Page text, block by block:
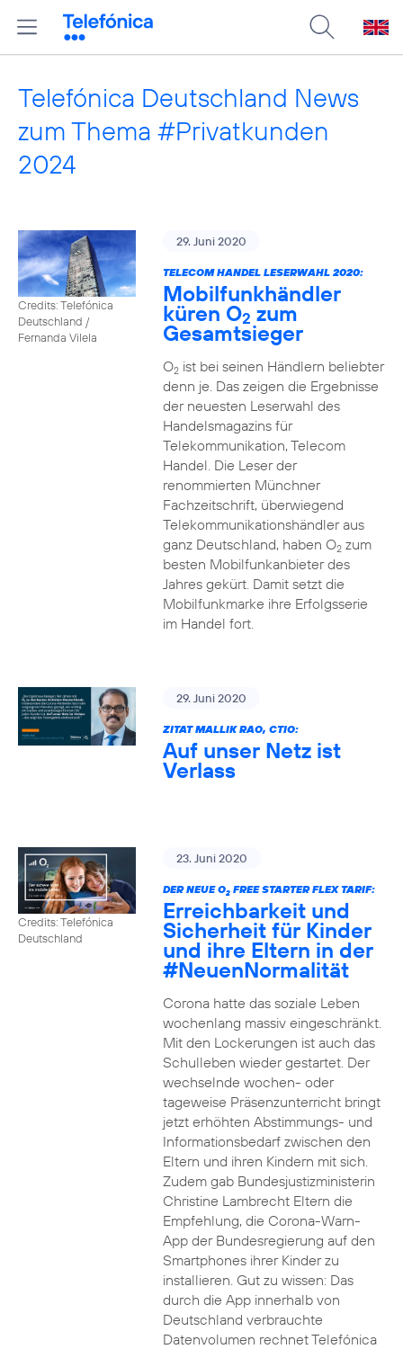
Telefónica Deutschland News
zum Thema #Privatkunden
2024
Credits: Telefónica
Deutschland /
Fernanda Vilela
29. Juni 2020
TELECOM HANDEL LESERWAHL 2020:
Mobilfunkhändler
küren O2 zum
Gesamtsieger
O2ist bei seinen Händlern beliebter
denn je. Das zeigen die Ergebnisse
der neuesten Leserwahl des
Handelsmagazins für
Telekommunikation, Telecom
Handel. Die Leser der
renommierten Münchner
Fachzeitschrift, überwiegend
Telekommunikationshändler aus
ganz Deutschland, haben O2zum
besten Mobilfunkanbieter des
Jahres gekürt. Damit setzt die
Mobilfunkmarke ihre Erfolgsserie
im Handel fort.
29. Juni 2020
ZITAT MALLIK RAO, CTIO:
Auf unser Netz ist
Verlass
Credits: Telefónica
Deutschland
23. Juni 2020
DER NEUE O2FREE STARTER FLEX TARIF:
Erreichbarkeit und
Sicherheit für Kinder
und ihre Eltern in der
#NeuenNormalität
Corona hatte das soziale Leben
wochenlang massiv eingeschränkt.
Mit den Lockerungen ist auch das
Schulleben wieder gestartet. Der
wechselnde wochen- oder
tageweise Präsenzunterricht bringt
jetzt erhöhten Abstimmungs- und
Informationsbedarf zwischen den
Eltern und ihren Kindern mit sich.
Zudem gab Bundesjustizministerin
Christine Lambrecht Eltern die
Empfehlung, die Corona-Warn-
App der Bundesregierung auf den
Smartphones ihrer Kinder zu
installieren. Gut zu wissen: Das
durch die App innerhalb von
Deutschland verbrauchte
Datenvolumen rechnet Telefónica